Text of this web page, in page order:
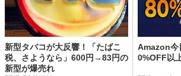
新型タバコが大反響！「たばこ
税、さようなら」600円→83円の
新型が爆売れ
Amazon今
0%OFF以